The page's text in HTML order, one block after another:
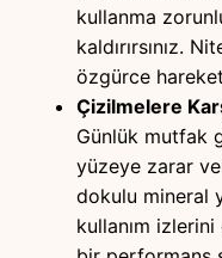
kullanma
kaldırırsınız.
özgürce
Çizilmelere
Günlük mutfak
yüzeye zarar
dokulu mineral
kullanım